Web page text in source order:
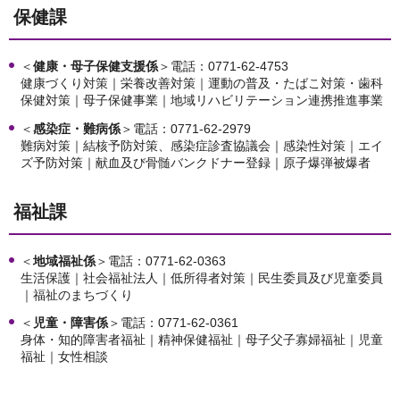
保健課
＜健康・母子保健支援係＞電話：0771-62-4753
健康づくり対策｜栄養改善対策｜運動の普及・たばこ対策・歯科
保健対策｜母子保健事業｜地域リハビリテーション連携推進事業
＜感染症・難病係＞電話：0771-62-2979
難病対策｜結核予防対策、感染症診査協議会｜感染性対策｜エイ
ズ予防対策｜献血及び骨髄バンクドナー登録｜原子爆弾被爆者
福祉課
＜地域福祉係＞電話：0771-62-0363
生活保護｜社会福祉法人｜低所得者対策｜民生委員及び児童委員
｜福祉のまちづくり
＜ 児童・障害係＞電話：0771-62-0361
身体・知的障害者福祉｜精神保健福祉｜母子父子寡婦福祉｜児童
福祉｜女性相談